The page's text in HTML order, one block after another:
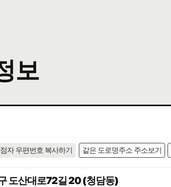
보
점자 우편번호 복사하기 같은 도로명주소 주소보기
도산대로72길 20 (청담동)